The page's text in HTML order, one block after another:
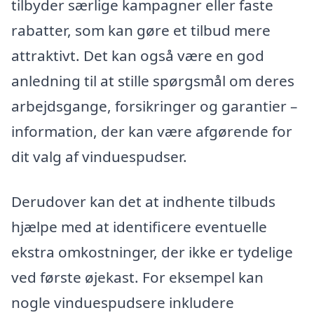
tilbyder særlige kampagner eller faste
rabatter, som kan gøre et tilbud mere
attraktivt. Det kan også være en god
anledning til at stille spørgsmål om deres
arbejdsgange, forsikringer og garantier –
information, der kan være afgørende for
dit valg af vinduespudser.
Derudover kan det at indhente tilbuds
hjælpe med at identificere eventuelle
ekstra omkostninger, der ikke er tydelige
ved første øjekast. For eksempel kan
nogle vinduespudsere inkludere